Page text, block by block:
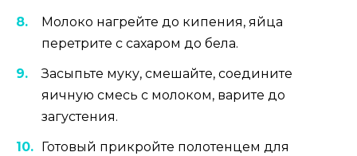
Молоко нагрейте до кипения, яйца
перетрите с сахаром до бела.
Засыпьте муку, смешайте, соедините
яичную смесь с молоком, варите до
загустения.
Готовый прикройте полотенцем для